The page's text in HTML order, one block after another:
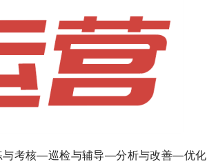
与考核—巡检与辅导—分析与改善—优化